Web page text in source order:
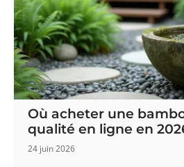
Où acheter une
qualité en ligne en
24 juin 2026